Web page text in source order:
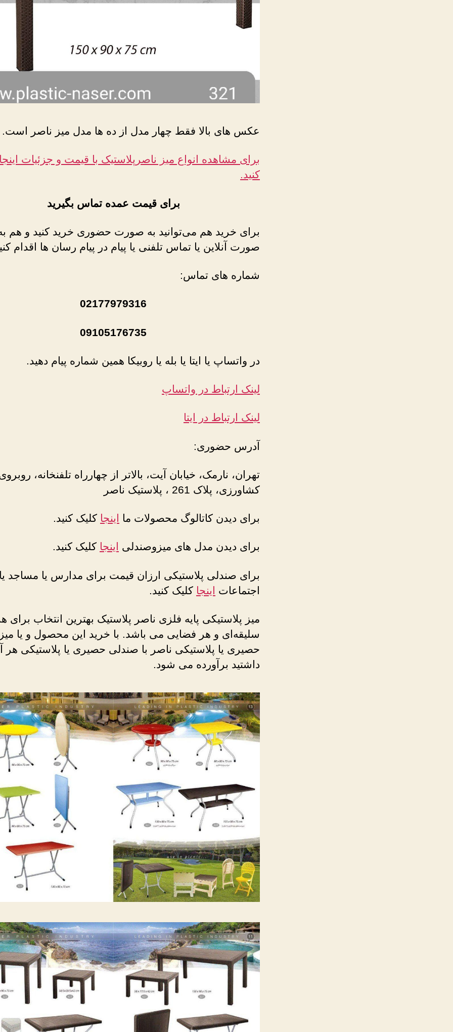
عکس های بالا فقط چهار مدل از ده ها مدل میز ناصر است.
برای مشاهده انواع میز ناصرپلاستیک با قیمت و جزئیات
کنید.
برای قیمت عمده تماس بگیرید
برای خرید هم می‌توانید به صورت حضوری خرید کنید و هم
صورت آنلاین یا تماس تلفنی یا پیام در پیام رسان ها اقدام
شماره های تماس:
02177979316
09105176735
در واتساپ یا ایتا یا بله یا روبیکا همین شماره پیام دهید.
لینک ارتباط در واتساپ
لینک ارتباط در ایتا
آدرس حضوری:
تهران، نارمک، خیابان آیت، بالاتر از چهارراه تلفنخانه،
کشاورزی، پلاک 261 ، پلاستیک ناصر
برای دیدن کاتالوگ محصولات ما اینجا کلیک کنید.
برای دیدن مدل های میزوصندلی اینجا کلیک کنید.
برای صندلی پلاستیکی ارزان قیمت برای مدارس یا مساجد یا
اجتماعات
اینجا کلیک کنید.
میز پلاستیکی پایه فلزی ناصر پلاستیک بهترین انتخاب برای
سلیقه‌ای و هر فضایی می باشد. با خرید این محصول و یا
حصیری یا پلاستیکی ناصر با صندلی حصیری یا پلاستیکی هر
داشتید برآورده می شود.